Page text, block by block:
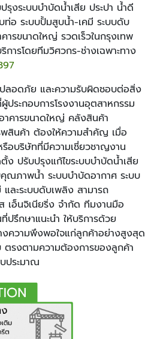
งระบบบำบัดน้ำเสีย ประปา น้ำดี
ท่อ ระบบปั้มสูบน้ำ-เคมี ระบบดับ
คารขนาดใหญ่ รวดเร็วในกรุงเทพ
การโดยทีมวิศวกร-ช่างเฉพาะทาง
ปลอดภัย และความรับผิดชอบต่อสิ่ง
ระกอบการโรงงานอุตสาหกรรม
าคารขนาดใหญ่ คลังสินค้า
สินค้า ต้องให้ความสำคัญ เมื่อ
รือบริษัทที่มีความเชี่ยวชาญงาน
ปรับปรุงแก้ไขระบบบำบัดน้ำเสีย
ณภาพน้ำ ระบบบำบัดอากาศ ระบบ
ละระบบดับเพลิง สามารถ
เอ็นจิเนียริ่ง จำกัด ทีมงานมือ
ปรึกษาแนะนำ ให้บริการด้วย
ความพึงพอใจแก่ลูกค้าอย่างสูงสุด
ตรงตามความต้องการของลูกค้า
ประมาณ